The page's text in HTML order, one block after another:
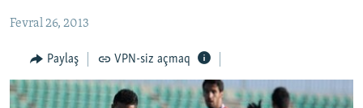
Axtarışa
FƏRQƏ BAX
QANUNI DOĞRU
ARAŞDIRMA
Fevral 26, 2013
Paylaş VPN-siz açmaq